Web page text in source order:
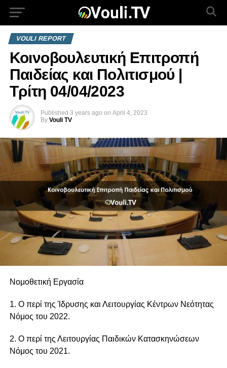
VOULI REPORT
Κοινοβουλευτική Επιτροπή
Παιδείας και Πολιτισμού |
Τρίτη 04/04/2023
Published 3 years ago on April 4, 2023
By Vouli TV
Νομοθετική Εργασία
1. Ο περί της Ίδρυσης και Λειτουργίας Κέντρων Νεότητας
Νόμος του 2022.
2. Ο περί της Λειτουργίας Παιδικών Κατασκηνώσεων
Νόμος του 2021.